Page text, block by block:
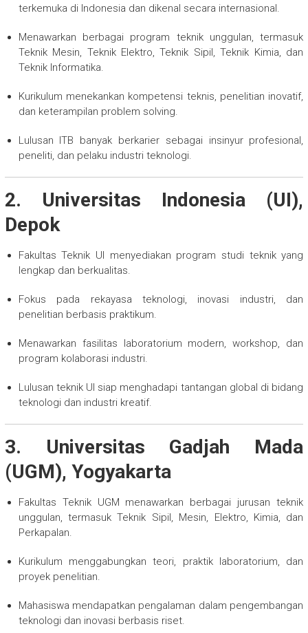
terkemuka di Indonesia dan dikenal secara internasional.
Menawarkan berbagai program teknik unggulan, termasuk
Teknik Mesin, Teknik Elektro, Teknik Sipil, Teknik Kimia, dan
Teknik Informatika.
Kurikulum menekankan kompetensi teknis, penelitian inovatif,
dan keterampilan problem solving.
Lulusan ITB banyak berkarier sebagai insinyur profesional,
peneliti, dan pelaku industri teknologi.
2. Universitas Indonesia (UI),
Depok
Fakultas Teknik UI menyediakan program studi teknik yang
lengkap dan berkualitas.
Fokus pada rekayasa teknologi, inovasi industri, dan
penelitian berbasis praktikum.
Menawarkan fasilitas laboratorium modern, workshop, dan
program kolaborasi industri.
Lulusan teknik UI siap menghadapi tantangan global di bidang
teknologi dan industri kreatif.
3. Universitas Gadjah Mada
(UGM), Yogyakarta
Fakultas Teknik UGM menawarkan berbagai jurusan teknik
unggulan, termasuk Teknik Sipil, Mesin, Elektro, Kimia, dan
Perkapalan.
Kurikulum menggabungkan teori, praktik laboratorium, dan
proyek penelitian.
Mahasiswa mendapatkan pengalaman dalam pengembangan
teknologi dan inovasi berbasis riset.